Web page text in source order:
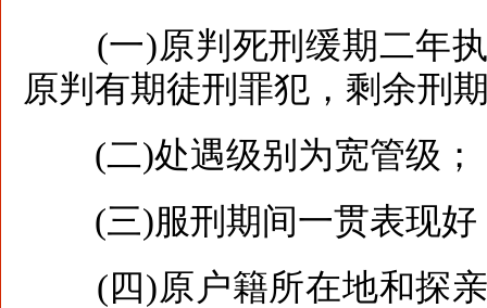
(一)原判死刑缓期二年执
原判有期徒刑罪犯，剩余刑
(二)处遇级别为宽管级；
(三)服刑期间一贯表现好
(四)原户籍所在地和探亲